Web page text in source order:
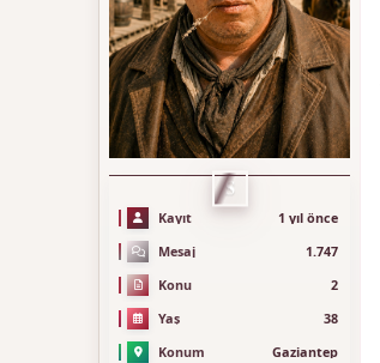
S
Kayıt
1 yıl önce
Mesaj
1.747
Konu
2
Yaş
38
Konum
Gaziantep